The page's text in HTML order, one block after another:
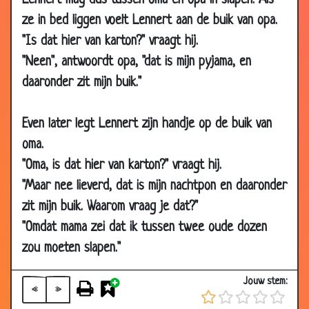
ze in bed liggen voelt Lennert aan de buik van opa.
"Is dat hier van karton?" vraagt hij.
"Neen", antwoordt opa, "dat is mijn pyjama, en
daaronder zit mijn buik."
Even later legt Lennert zijn handje op de buik van
oma.
"Oma, is dat hier van karton?" vraagt hij.
"Maar nee lieverd, dat is mijn nachtpon en daaronder
zit mijn buik. Waarom vraag je dat?"
"Omdat mama zei dat ik tussen twee oude dozen
zou moeten slapen."
« »
Jouw stem:
2012
23 Dec
2012
Het lepeltje
07 Dec
Spoorlijnen
14 Nov
Kat op de loer 2.93
10 Nov
Gezondheidstip
10 Nov
2012
Auto ongelukken onderzoek
Nov
2012
05 Nov
Als je ouder wordt 3.02